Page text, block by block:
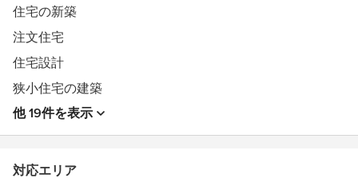
住宅の新築
注文住宅
住宅設計
狭小住宅の建築
他 19件を表示
対応エリア